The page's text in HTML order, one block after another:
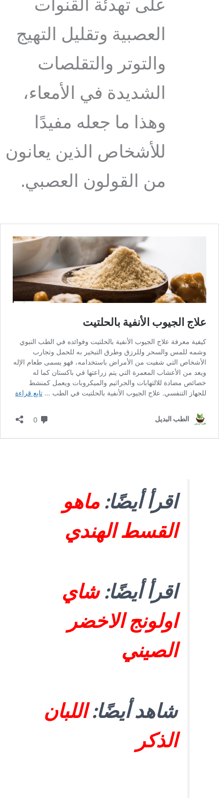
على تهدئة القنوات
العصبية وتقليل التهيج
والتوتر والتقلصات
الشديدة في الأمعاء،
وهذا ما جعله مفيدًا
للأشخاص الذين يعانون
من القولون العصبي.
اقرأ أيضًا:ماهو
القسط الهندي
اقرأ أيضًا:شاي
اولونج الاخضر
الصيني
شاهد أيضًا:اللبان
الذكر